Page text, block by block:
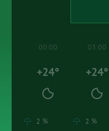
00:00
+24°
2 %
03:00
+24°
2 %